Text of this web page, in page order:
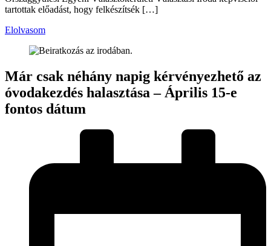
tartottak előadást, hogy felkészítsék […]
Elolvasom
Már csak néhány napig kérvényezhető az
óvodakezdés halasztása – Április 15-e
fontos dátum